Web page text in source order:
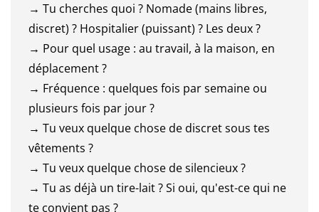
→ Tu cherches quoi ? Nomade (mains libres,
discret) ? Hospitalier (puissant) ? Les deux ?
→ Pour quel usage : au travail, à la maison, en
déplacement ?
→ Fréquence : quelques fois par semaine ou
plusieurs fois par jour ?
→ Tu veux quelque chose de discret sous tes
vêtements ?
→ Tu veux quelque chose de silencieux ?
→ Tu as déjà un tire-lait ? Si oui, qu'est-ce qui ne
te convient pas ?